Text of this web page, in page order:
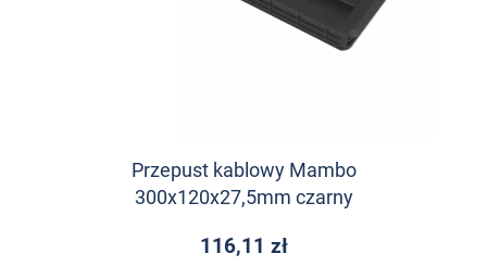
Przepust kablowy Mambo
300x120x27,5mm czarny
116,11 zł